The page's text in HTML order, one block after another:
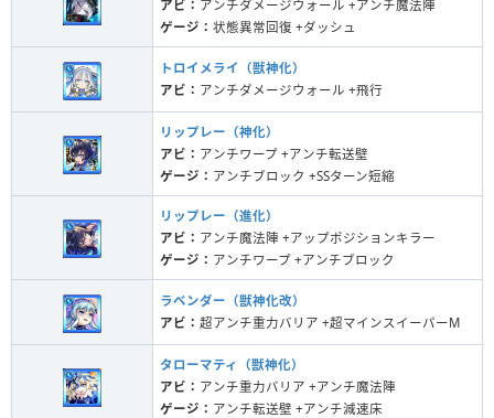
アビ： アンチダメージウォール +アンチ魔法陣
ゲージ： 状態異常回復 +ダッシュ
トロイメライ（獣神化）
アビ： アンチダメージウォール +飛行
リップレー（神化）
アビ： アンチワープ +アンチ転送壁
ゲージ： アンチブロック +SSターン短縮
リップレー（進化）
アビ： アンチ魔法陣 +アップポジションキラー
ゲージ： アンチワープ +アンチブロック
ラベンダー（獣神化改）
アビ： 超アンチ重力バリア +超マインスイーパーM
タローマティ（獣神化）
アビ： アンチ重力バリア +アンチ魔法陣
ゲージ： アンチ転送壁 +アンチ減速床